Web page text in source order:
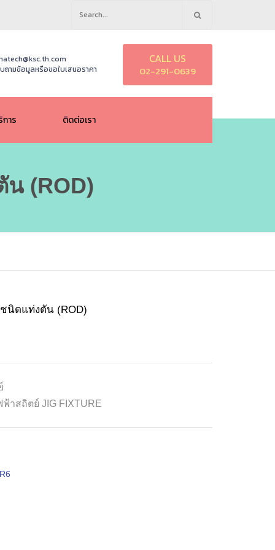
Search
for:
ถามข้อมูลหรือขอใบเสนอราคา
CALL US
02-291-0639
าร ติดต่อเรา
น (ROD)
ชนิดแท่งตัน (ROD)
าสถิตย์ JIG FIXTURE